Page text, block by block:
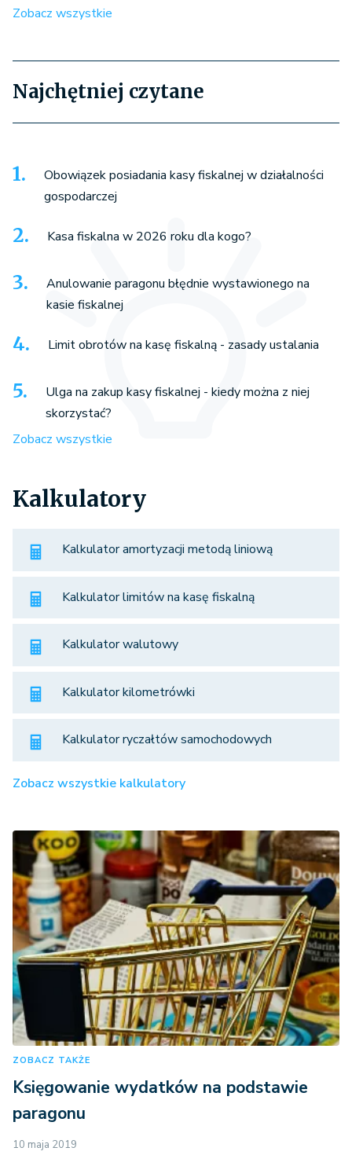
Zobacz wszystkie
Najchętniej czytane
Obowiązek posiadania kasy fiskalnej w działalności
gospodarczej
Kasa fiskalna w 2026 roku dla kogo?
Anulowanie paragonu błędnie wystawionego na
kasie fiskalnej
Limit obrotów na kasę fiskalną - zasady ustalania
Ulga na zakup kasy fiskalnej - kiedy można z niej
skorzystać?
Zobacz wszystkie
Kalkulatory
Kalkulator amortyzacji metodą liniową
Kalkulator limitów na kasę fiskalną
Kalkulator walutowy
Kalkulator kilometrówki
Kalkulator ryczałtów samochodowych
Zobacz wszystkie kalkulatory
ZOBACZ TAKŻE
Księgowanie wydatków na podstawie
paragonu
10 maja 2019